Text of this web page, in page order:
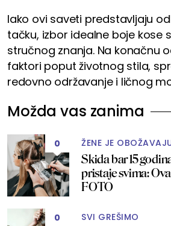
Iako ovi saveti predstavljaju
tačku, izbor idealne boje kose
stručnog znanja. Na konačnu
faktori poput životnog stila,
redovno održavanje i ličnog
Možda vas zanima
0 ŽENE JE
Skida bar 15
pristaje svima:
FOTO
0 SVI GREŠIMO